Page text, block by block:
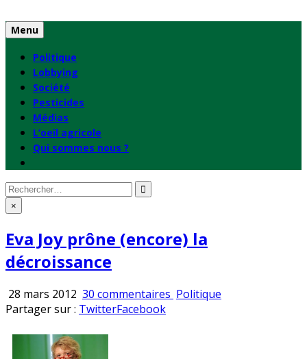
to
content
Menu
Politique
Lobbying
Société
Pesticides
Médias
L’oeil agricole
Qui sommes nous ?
Rechercher
: ×
Eva Joy prône (encore) la
décroissance
28 mars 2012 30 commentaires sur
Publié
Politique
Partager sur : TwitterFacebook